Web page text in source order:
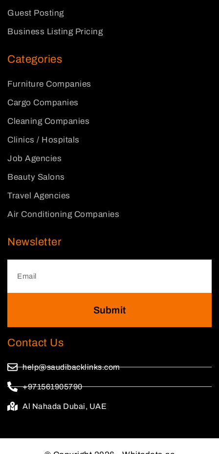
Guest Posting
Business Listing Pricing
Categories
Furniture Companies
Cargo Companies
Cleaning Companies
Clinics / Hospitals
Job Agencies
Beauty Salons
Travel Agencies
Air Conditioning Companies
Newsletter
Submit
Contact Us
help@saudibacklinks.com
+971561905790
Al Nahada Dubai, UAE